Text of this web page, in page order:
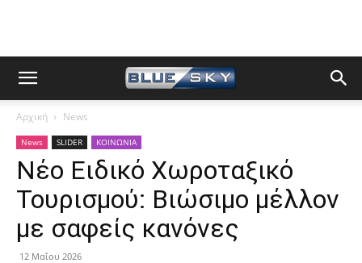
Αρχική News
News SLIDER ΚΟΙΝΩΝΙΑ
Νέο Ειδικό Χωροταξικό
Τουρισμού: Βιώσιμο μέλλον
με σαφείς κανόνες
12 Μαΐου 2026